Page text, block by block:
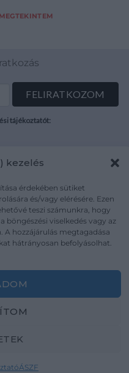
kezelés
érdekében sütiket
és/vagy elérésére. Ezen
teszi számunkra, hogy
viselkedés vagy az
A hozzájárulás megtagadása
hátrányosan befolyásolhat.
ÁSZF
MEGTEKINTEM
tájékoztatót:
Áraink
ÁSZF
Adatvédelem
Impresszum